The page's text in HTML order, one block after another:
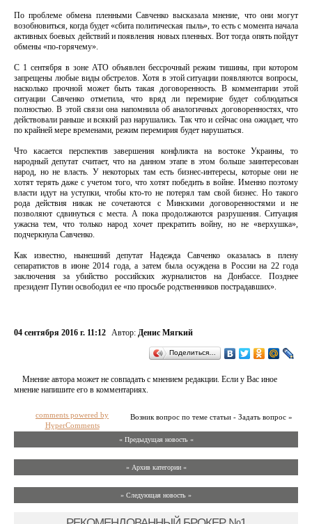
По проблеме обмена пленными Савченко высказала мнение, что они могут
возобновиться, когда будет «сбита политическая пыль», то есть с момента начала
активных боевых действий и появления новых пленных. Вот тогда опять пойдут
обмены «по-горячему».
С 1 сентября в зоне АТО объявлен бессрочный режим тишины, при котором
запрещены любые виды обстрелов. Хотя в этой ситуации появляются вопросы,
насколько прочной может быть такая договоренность. В комментарии этой
ситуации Савченко отметила, что вряд ли перемирие будет соблюдаться
полностью. В этой связи она напомнила об аналогичных договоренностях, что
действовали раньше и всякий раз нарушались. Так что и сейчас она ожидает, что
по крайней мере временами, режим перемирия будет нарушаться.
Что касается перспектив завершения конфликта на востоке Украины, то
народный депутат считает, что на данном этапе в этом больше заинтересован
народ, но не власть. У некоторых там есть бизнес-интересы, которые они не
хотят терять даже с учетом того, что хотят победить в войне. Именно поэтому
власти идут на уступки, чтобы кто-то не потерял там свой бизнес. Но такого
рода действия никак не сочетаются с Минскими договоренностями и не
позволяют сдвинуться с места. А пока продолжаются разрушения. Ситуация
ужасна тем, что только народ хочет прекратить войну, но не «верхушка»,
подчеркнула Савченко.
Как известно, нынешний депутат Надежда Савченко оказалась в плену
сепаратистов в июне 2014 года, а затем была осуждена в России на 22 года
заключения за убийство российских журналистов на Донбассе. Позднее
президент Путин освободил ее «по просьбе родственников пострадавших».
04 сентября 2016 г. 11:12 Автор: Денис Мягкий
Поделиться…
Мнение автора может не совпадать с мнением редакции. Если у Вас иное
мнение напишите его в комментариях.
Возник вопрос по теме статьи - Задать вопрос »
comments powered by
HyperComments
« Предыдущая новость «
» Архив категории «
» Следующая новость »